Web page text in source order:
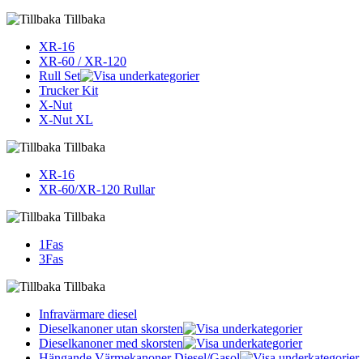
Tillbaka
XR-16
XR-60 / XR-120
Rull Set
Trucker Kit
X-Nut
X-Nut XL
Tillbaka
XR-16
XR-60/XR-120 Rullar
Tillbaka
1Fas
3Fas
Tillbaka
Infravärmare diesel
Dieselkanoner utan skorsten
Dieselkanoner med skorsten